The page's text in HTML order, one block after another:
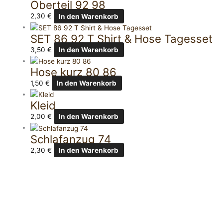
Oberteil 92 98
2,30€ In den Warenkorb
SET 86 92 T Shirt & Hose Tagesset
3,50€ In den Warenkorb
Hose kurz 80 86
1,50€ In den Warenkorb
Kleid
2,00€ In den Warenkorb
Schlafanzug 74
2,30€ In den Warenkorb